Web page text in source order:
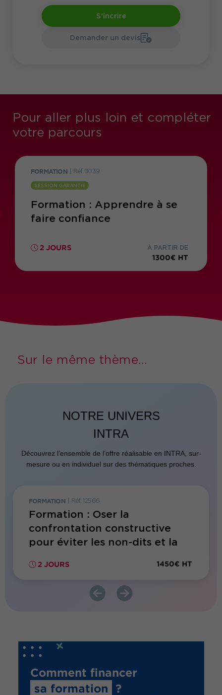
S'incrire
Demander un devis
Pour aller plus loin et compléter
votre parcours
FORMATION Réf. 11039
SESSION GARANTIE
Formation : Apprendre à se
faire confiance
2 JOURS À PARTIR DE
1300€ HT
Sur le même thème...
NOTRE UNIVERS
INTRA
Découvrez l’ensemble de l’offre réalisable en INTRA, sur-
mesure ou en individuel sur des thématiques proches.
FORMATION Réf. 12566
Formation : Oser la
confrontation constructive
pour éviter les non-dits et la
2 JOURS 1450€ HT
Comment financer
sa formation
?